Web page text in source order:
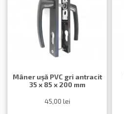
Mâner ușă PVC gri antracit
35 x 85 x 200 mm
45,00 lei